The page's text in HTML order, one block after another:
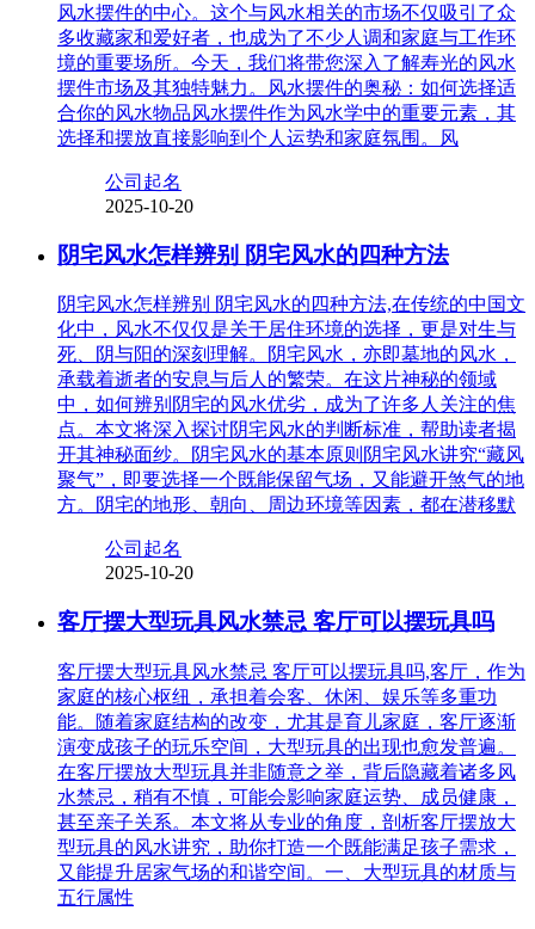
风水摆件的中心。这个与风水相关的市场不仅吸引了众
多收藏家和爱好者，也成为了不少人调和家庭与工作环
境的重要场所。今天，我们将带您深入了解寿光的风水
摆件市场及其独特魅力。风水摆件的奥秘：如何选择适
合你的风水物品风水摆件作为风水学中的重要元素，其
选择和摆放直接影响到个人运势和家庭氛围。风
公司起名
2025-10-20
阴宅风水怎样辨别 阴宅风水的四种方法
阴宅风水怎样辨别 阴宅风水的四种方法,在传统的中国文
化中，风水不仅仅是关于居住环境的选择，更是对生与
死、阴与阳的深刻理解。阴宅风水，亦即墓地的风水，
承载着逝者的安息与后人的繁荣。在这片神秘的领域
中，如何辨别阴宅的风水优劣，成为了许多人关注的焦
点。本文将深入探讨阴宅风水的判断标准，帮助读者揭
开其神秘面纱。阴宅风水的基本原则阴宅风水讲究“藏风
聚气”，即要选择一个既能保留气场，又能避开煞气的地
方。阴宅的地形、朝向、周边环境等因素，都在潜移默
公司起名
2025-10-20
客厅摆大型玩具风水禁忌 客厅可以摆玩具吗
客厅摆大型玩具风水禁忌 客厅可以摆玩具吗,客厅，作为
家庭的核心枢纽，承担着会客、休闲、娱乐等多重功
能。随着家庭结构的改变，尤其是育儿家庭，客厅逐渐
演变成孩子的玩乐空间，大型玩具的出现也愈发普遍。
在客厅摆放大型玩具并非随意之举，背后隐藏着诸多风
水禁忌，稍有不慎，可能会影响家庭运势、成员健康，
甚至亲子关系。本文将从专业的角度，剖析客厅摆放大
型玩具的风水讲究，助你打造一个既能满足孩子需求，
又能提升居家气场的和谐空间。一、大型玩具的材质与
五行属性